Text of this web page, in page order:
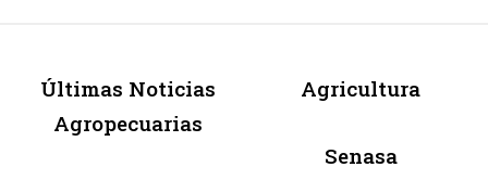
Últimas Noticias
Agropecuarias
Agricultura
Senasa